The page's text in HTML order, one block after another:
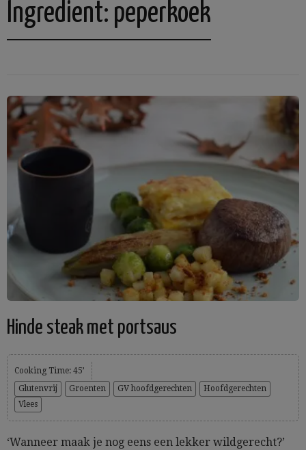
Ingredient: peperkoek
Hinde steak met portsaus
Cooking Time: 45’
Glutenvrij
Groenten GV hoofdgerechten
Hoofdgerechten
Vlees
‘Wanneer maak je nog eens een lekker wildgerecht?’